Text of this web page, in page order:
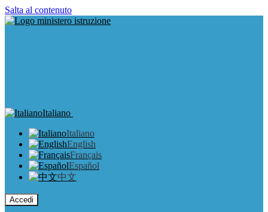
Salta al contenuto
Italiano
Italiano
English
Français
Español
中文
Accedi